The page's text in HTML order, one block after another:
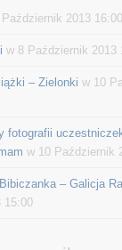
2013 16:00
w 8 Październik 2013
– Zielonki w 10
fotografii
w 10 Październik
– Galicja
15:00